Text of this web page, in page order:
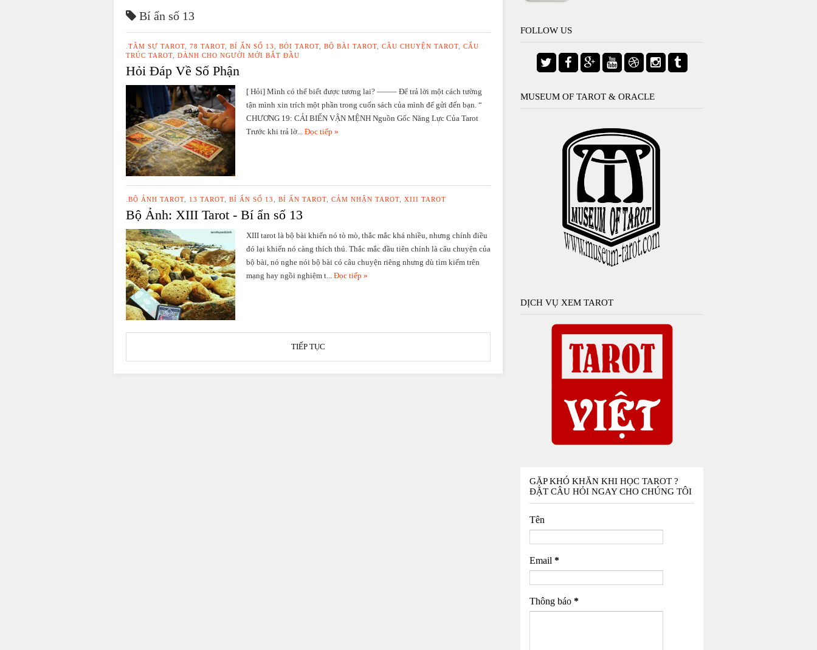
Bí ẩn số 13
.TÂM SỰ TAROT 78 TAROT BÍ ẨN SỐ 13 BÓI TAROT BỘ BÀI TAROT CÂU CHUYỆN TAROT
CẤU
TRÚC TAROT
DÀNH CHO NGƯỜI MỚI BẮT ĐẦU
Hỏi Đáp Về Số Phận
[ Hỏi] Mình có thể biết được tương lai? ——– Để trả lời một cách tường
tận mình xin trích một phần trong cuốn sách của mình để gửi đến bạn. “
CHƯƠNG 19: CẢI BIẾN VẬN MỆNH Nguồn Gốc Năng Lực Của Tarot
Trước khi trả lờ...Đọc tiếp »
.BỘ ẢNH TAROT 13 TAROT BÍ ẨN SỐ 13 BÍ ẨN TAROT CẢM NHẬN TAROT XIII TAROT
Bộ Ảnh: XIII Tarot - Bí ẩn số 13
XIII tarot là bộ bài khiến nó tò mò, thắc mắc khá nhiều, nhưng chính điều
đó lại khiến nó càng thích thú. Thắc mắc đầu tiên chính là câu chuyện của
bộ bài, nó nghe nói bộ bài có câu chuyện riêng nhưng dù tìm kiếm trên
mạng hay ngồi nghiệm t...Đọc tiếp »
TIẾP TỤC
FOLLOW US
MUSEUM OF TAROT & ORACLE
DỊCH VỤ XEM TAROT
GẶP KHÓ KHĂN KHI HỌC TAROT ?
ĐẶT CÂU HỎI NGAY CHO CHÚNG TÔI
Tên
Email*
Thông báo*